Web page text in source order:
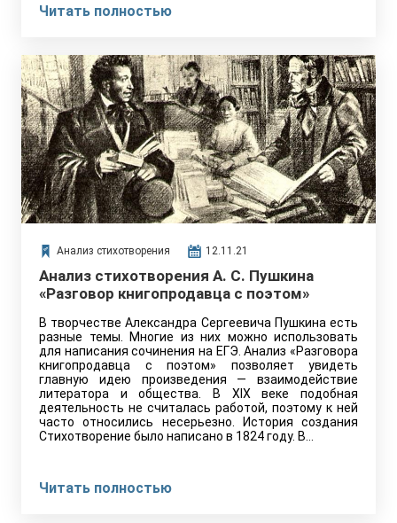
Читать полностью
Анализ стихотворения 12.11.21
Анализ стихотворения А. С. Пушкина
«Разговор книгопродавца с поэтом»
В творчестве Александра Сергеевича Пушкина есть
разные темы. Многие из них можно использовать
для написания сочинения на ЕГЭ. Анализ «Разговора
книгопродавца с поэтом» позволяет увидеть
главную идею произведения — взаимодействие
литератора и общества. В XIX веке подобная
деятельность не считалась работой, поэтому к ней
часто относились несерьезно. История создания
Стихотворение было написано в 1824 году. В…
Читать полностью